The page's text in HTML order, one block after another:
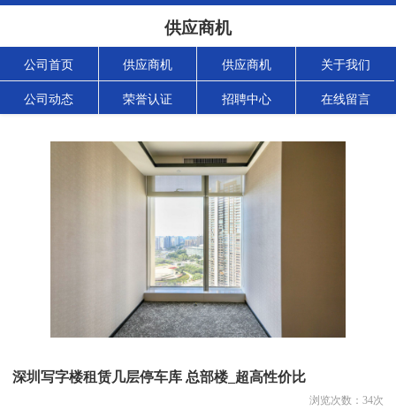
供应商机
公司首页 供应商机 供应商机 关于我们
公司动态 荣誉认证 招聘中心 在线留言
深圳写字楼租赁几层停车库 总部楼_超高性价比
浏览次数： 34次